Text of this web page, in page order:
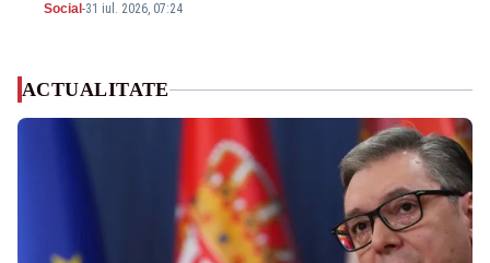
Social -31 iul. 2026, 07:24
ACTUALITATE